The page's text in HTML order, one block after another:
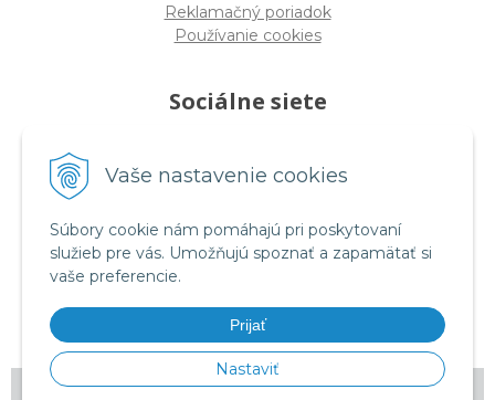
Vaše nastavenie cookies
Súbory cookie nám pomáhajú pri poskytovaní
služieb pre vás. Umožňujú spoznať a zapamätať si
vaše preferencie.
Prijať
Nastaviť
Reklamačný poriadok
Používanie cookies
Sociálne siete
instagram.com/rmtes_sk
© 2026 RM tes •tvorba eshopu cez UNIobchod,webhostingspoločnosti